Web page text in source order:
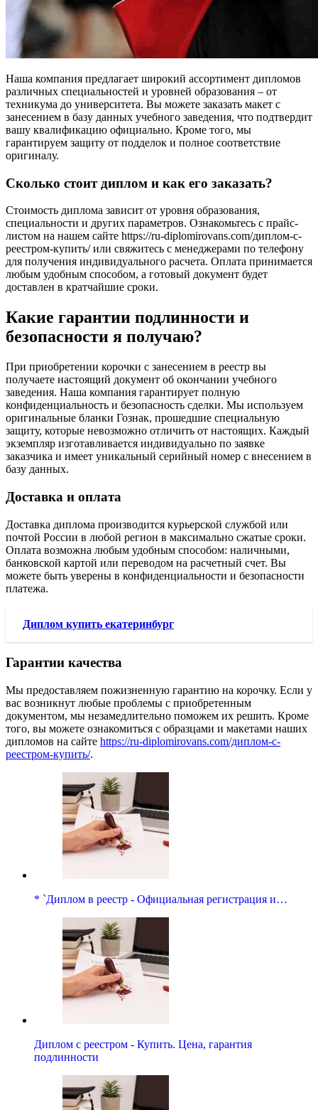
Наша компания предлагает широкий ассортимент дипломов
различных специальностей и уровней образования – от
техникума до университета. Вы можете заказать макет с
занесением в базу данных учебного заведения, что подтвердит
вашу квалификацию официально. Кроме того, мы
гарантируем защиту от подделок и полное соответствие
оригиналу.
Сколько стоит диплом и как его заказать?
Стоимость диплома зависит от уровня образования,
специальности и других параметров. Ознакомьтесь с прайс-
листом на нашем сайте https://ru-diplomirovans.com/диплом-с-
реестром-купить/ или свяжитесь с менеджерами по телефону
для получения индивидуального расчета. Оплата принимается
любым удобным способом, а готовый документ будет
доставлен в кратчайшие сроки.
Какие гарантии подлинности и
безопасности я получаю?
При приобретении корочки с занесением в реестр вы
получаете настоящий документ об окончании учебного
заведения. Наша компания гарантирует полную
конфиденциальность и безопасность сделки. Мы используем
оригинальные бланки Гознак, прошедшие специальную
защиту, которые невозможно отличить от настоящих. Каждый
экземпляр изготавливается индивидуально по заявке
заказчика и имеет уникальный серийный номер с внесением в
базу данных.
Доставка и оплата
Доставка диплома производится курьерской службой или
почтой России в любой регион в максимально сжатые сроки.
Оплата возможна любым удобным способом: наличными,
банковской картой или переводом на расчетный счет. Вы
можете быть уверены в конфиденциальности и безопасности
платежа.
Диплом купить екатеринбург
Гарантии качества
Мы предоставляем пожизненную гарантию на корочку. Если у
вас возникнут любые проблемы с приобретенным
документом, мы незамедлительно поможем их решить. Кроме
того, вы можете ознакомиться с образцами и макетами наших
дипломов на сайте https://ru-diplomirovans.com/диплом-с-
реестром-купить/.
* `Диплом в реестр - Официальная регистрация и…
Диплом с реестром - Купить. Цена, гарантия
подлинности